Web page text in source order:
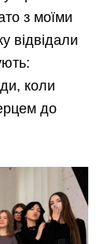
з моїми
відвідали
коли
до